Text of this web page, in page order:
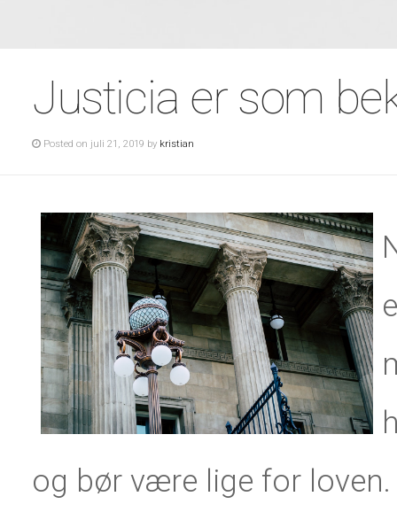
Justicia er som
Posted on juli 21, 2019 by kristian
og bør være lige for loven.